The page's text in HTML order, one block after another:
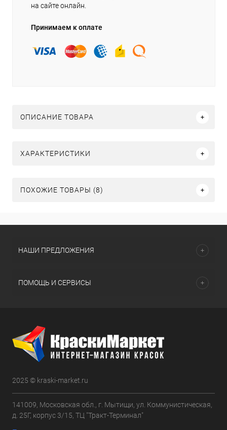
на сайте онлайн.
Принимаем к оплате
ОПИСАНИЕ ТОВАРА
ХАРАКТЕРИСТИКИ
ПОХОЖИЕ ТОВАРЫ (8)
НАШИ ПРЕДЛОЖЕНИЯ
ПОМОЩЬ И СЕРВИСЫ
2025 © kraski-market.ru
141009, Московская обл., г. Мытищи, ул. Коммунистическая,
д. 25Г, корпус 3/15, ТЦ "Тракт-Терминал"